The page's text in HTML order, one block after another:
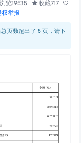
浏览19535
收藏717
权举报
页数超出了 5 页，请下